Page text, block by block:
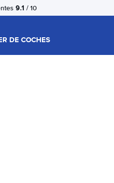
9.1 / 10
DE COCHES